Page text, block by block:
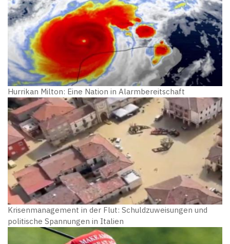
Hurrikan Milton: Eine Nation in Alarmbereitschaft
Krisenmanagement in der Flut: Schuldzuweisungen und
politische Spannungen in Italien